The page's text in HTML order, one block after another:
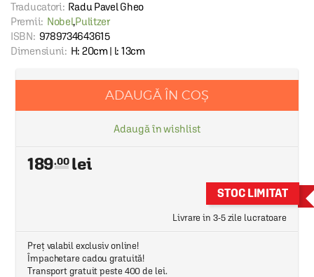
Traducatori: Radu Pavel Gheo
Premii: Nobel,Pulitzer
ISBN: 9789734643615
Dimensiuni: H: 20cm | l: 13cm
ADAUGĂ ÎN COȘ
Adaugă în wishlist
189.00
STOC LIMITAT
Livrare in 3-5 zile lucratoare
Preț valabil exclusiv online!
Împachetare cadou gratuită!
Transport gratuit peste 400 de lei.